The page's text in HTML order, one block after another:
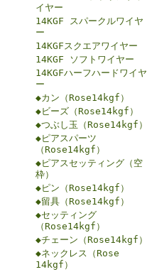
イヤー
14KGF スパークルワイヤ
ー
14KGFスクエアワイヤー
14KGF ソフトワイヤー
14KGFハーフハードワイヤ
ー
◆カン（Rose14kgf）
◆ビーズ（Rose14kgf）
◆つぶし玉（Rose14kgf）
◆ピアスパーツ
（Rose14kgf）
◆ピアスセッティング（空
枠）
◆ピン（Rose14kgf）
◆留具（Rose14kgf）
◆セッティング
（Rose14kgf）
◆チェーン（Rose14kgf）
◆ネックレス（Rose
14kgf）